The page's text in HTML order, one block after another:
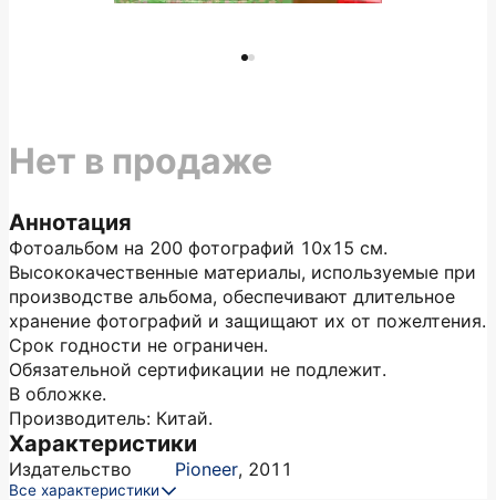
Аннотация
Фотоальбом на 200 фотографий 10х15 см.
Высококачественные материалы, используемые при
производстве альбома, обеспечивают длительное
хранение фотографий и защищают их от пожелтения.
Срок годности не ограничен.
Обязательной сертификации не подлежит.
В обложке.
Производитель: Китай.
Характеристики
Издательство Pioneer, 2011
Все характеристики
Нет в продаже